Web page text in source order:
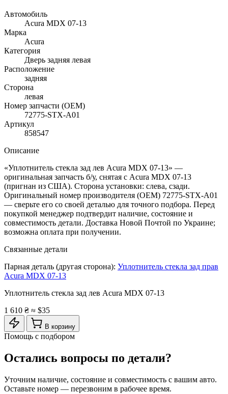
Автомобиль
Acura MDX 07-13
Марка
Acura
Категория
Дверь задняя левая
Расположение
задняя
Сторона
левая
Номер запчасти (OEM)
72775-STX-A01
Артикул
858547
Описание
«Уплотнитель стекла зад лев Acura MDX 07-13» —
оригинальная запчасть б/у, снятая с Acura MDX 07-13
(пригнан из США). Сторона установки: слева, сзади.
Оригинальный номер производителя (OEM) 72775-STX-A01
— сверьте его со своей деталью для точного подбора. Перед
покупкой менеджер подтвердит наличие, состояние и
совместимость детали. Доставка Новой Почтой по Украине;
возможна оплата при получении.
Связанные детали
Парная деталь (другая сторона): Уплотнитель стекла зад прав
Acura MDX 07-13
Уплотнитель стекла зад лев Acura MDX 07-13
1 610 ₴ ≈ $35
В корзину
Помощь с подбором
Остались вопросы по детали?
Уточним наличие, состояние и совместимость с вашим авто.
Оставьте номер — перезвоним в рабочее время.